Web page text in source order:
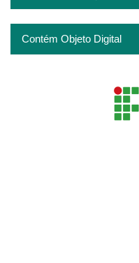
Contém Objeto Digital